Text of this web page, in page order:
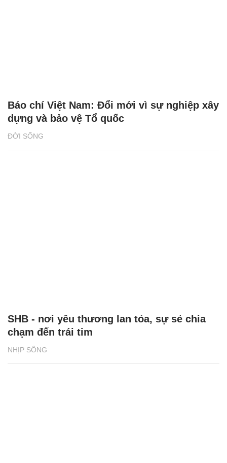
ĐỜI SỐNG
Báo chí Việt Nam: Đổi mới vì sự nghiệp xây
dựng và bảo vệ Tổ quốc
NHỊP SỐNG
SHB - nơi yêu thương lan tỏa, sự sẻ chia
chạm đến trái tim